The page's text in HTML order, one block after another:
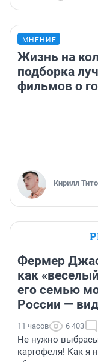
МНЕНИЕ
Жизнь на
подборка
фильмов о
Кирилл
Фермер
как
его семью
России —
11 часов 6 403
Не нужно
картофеля! Как я